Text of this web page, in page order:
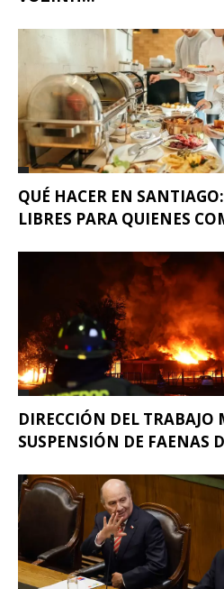
QUÉ HACER EN
LIBRES PARA QUIENES
DIRECCIÓN DEL TRABAJO
SUSPENSIÓN DE FAENAS